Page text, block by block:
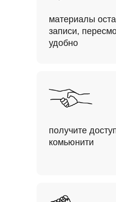
получите
комьюнити
материалы
записи,
удобно